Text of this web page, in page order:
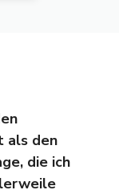
als den
die ich